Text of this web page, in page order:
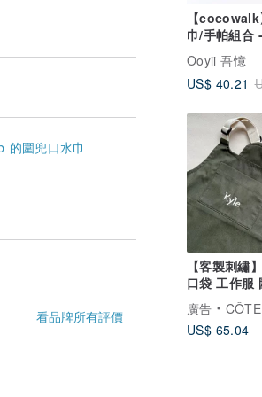
【
巾/手帕組合
Lionni's 李
Ooyii 吾憶
US$ 40.21
【客製刺繡
口袋 工作服
共兩色
廣告
US$ 65.04
的圍兜口水巾
看品牌所有評價